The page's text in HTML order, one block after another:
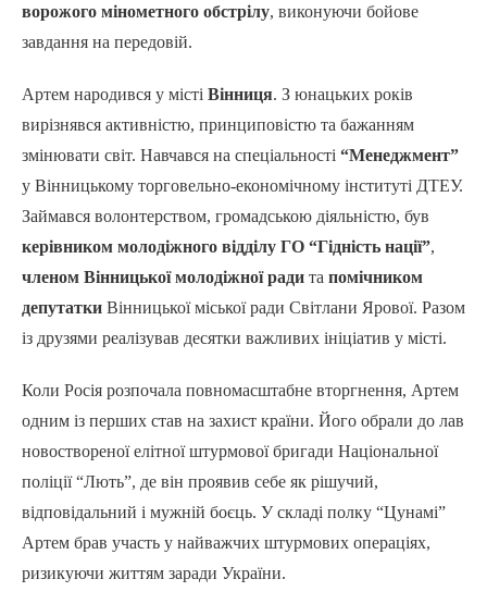
ворожого мінометного обстрілу, виконуючи бойове
завдання на передовій.
Артем народився у місті Вінниця. З юнацьких років
вирізнявся активністю, принциповістю та бажанням
змінювати світ. Навчався на спеціальності “Менеджмент”
у Вінницькому торговельно-економічному інституті ДТЕУ.
Займався волонтерством, громадською діяльністю, був
керівником молодіжного відділу ГО “Гідність нації”,
членом Вінницької молодіжної ради та помічником
депутатки Вінницької міської ради Світлани Ярової. Разом
із друзями реалізував десятки важливих ініціатив у місті.
Коли Росія розпочала повномасштабне вторгнення, Артем
одним із перших став на захист країни. Його обрали до лав
новоствореної елітної штурмової бригади Національної
поліції “Лють”, де він проявив себе як рішучий,
відповідальний і мужній боєць. У складі полку “Цунамі”
Артем брав участь у найважчих штурмових операціях,
ризикуючи життям заради України.